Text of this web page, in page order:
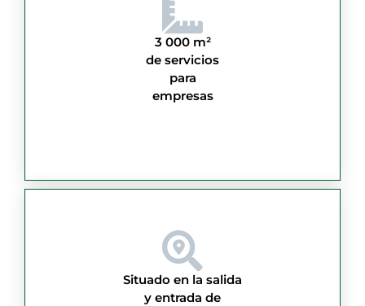
3 000 m²
de servicios
para
empresas
Situado en la salida
y entrada de